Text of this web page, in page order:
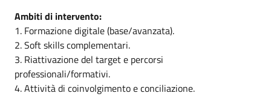
Ambiti di intervento:
1. Formazione digitale (base/avanzata).
2. Soft skills complementari.
3. Riattivazione del target e percorsi
professionali/formativi.
4. Attività di coinvolgimento e conciliazione.